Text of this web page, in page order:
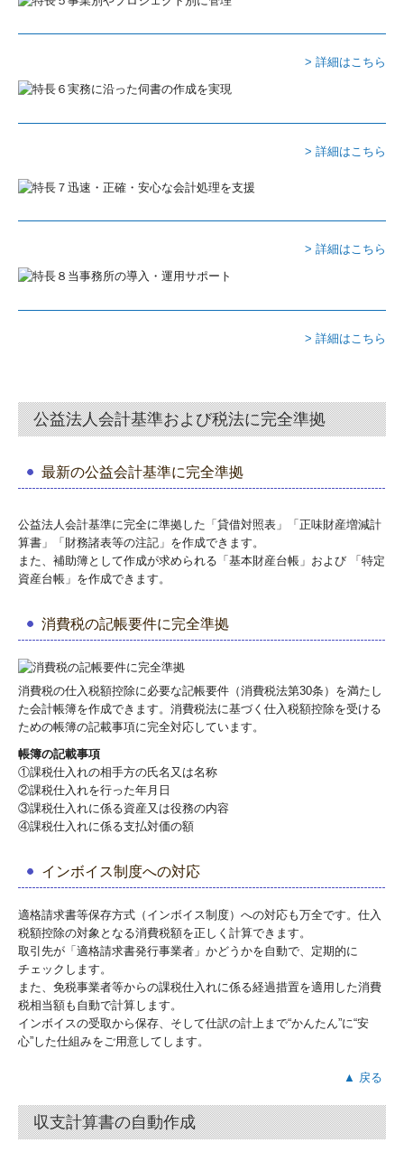
> 詳細はこちら
> 詳細はこちら
> 詳細はこちら
> 詳細はこちら
公益法人会計基準および税法に完全準拠
最新の公益会計基準に完全準拠
公益法人会計基準に完全に準拠した「貸借対照表」「正味財産増減計
算書」「財務諸表等の注記」を作成できます。
また、補助簿として作成が求められる「基本財産台帳」および 「特定
資産台帳」を作成できます。
消費税の記帳要件に完全準拠
消費税の仕入税額控除に必要な記帳要件（消費税法第30条）を満たし
た会計帳簿を作成できます。消費税法に基づく仕入税額控除を受ける
ための帳簿の記載事項に完全対応しています。
帳簿の記載事項
①課税仕入れの相手方の氏名又は名称
②課税仕入れを行った年月日
③課税仕入れに係る資産又は役務の内容
④課税仕入れに係る支払対価の額
インボイス制度への対応
適格請求書等保存方式（インボイス制度）への対応も万全です。仕入
税額控除の対象となる消費税額を正しく計算できます。
取引先が「適格請求書発行事業者」かどうかを自動で、定期的に
チェックします。
また、免税事業者等からの課税仕入れに係る経過措置を適用した消費
税相当額も自動で計算します。
インボイスの受取から保存、そして仕訳の計上まで“かんたん”に“安
心”した仕組みをご用意してします。
▲ 戻る
収支計算書の自動作成